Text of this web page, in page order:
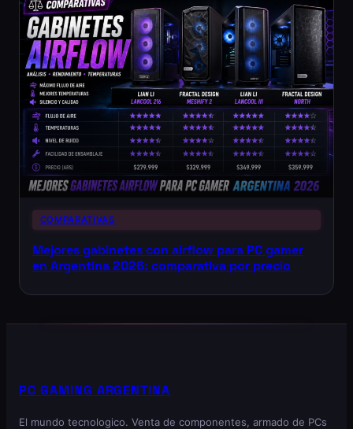
COMPARATIVAS
Mejores gabinetes con airflow para PC gamer
en Argentina 2026: comparativa por precio
PC GAMING ARGENTINA
El mundo tecnologico. Venta de componentes, armado de PCs